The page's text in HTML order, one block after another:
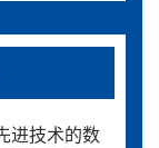
进技术的数